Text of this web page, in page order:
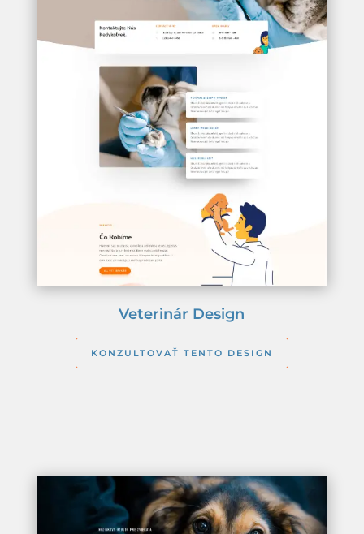
Veterinár Design
KONZULTOVAŤ TENTO DESIGN